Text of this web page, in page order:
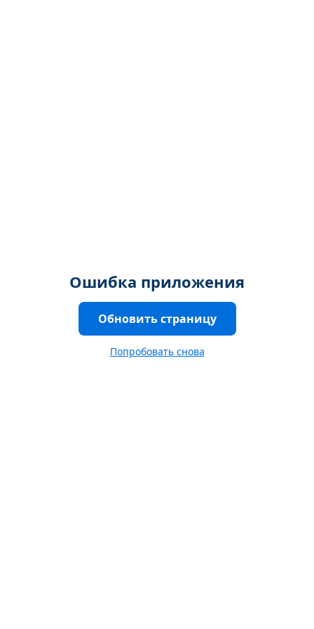
Ошибка приложения
Обновить страницу
Попробовать снова